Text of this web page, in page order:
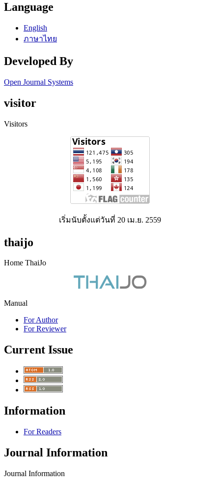
Language
English
ภาษาไทย
Developed By
Open Journal Systems
visitor
Visitors
เริ่มนับตั้งแต่วันที่ 20 เม.ย. 2559
thaijo
Home ThaiJo
Manual
For Author
For Reviewer
Current Issue
Information
For Readers
Journal Information
Journal Information